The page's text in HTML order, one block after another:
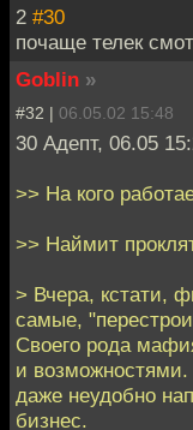
2 #30
почаще телек
Goblin »
#32 | 06.05.02 15:48
30 Адепт, 06.05
>> На кого
>> Наймит
> Вчера, кстати,
самые,
Своего рода
и возможностями.
даже неудобно
бизнес.